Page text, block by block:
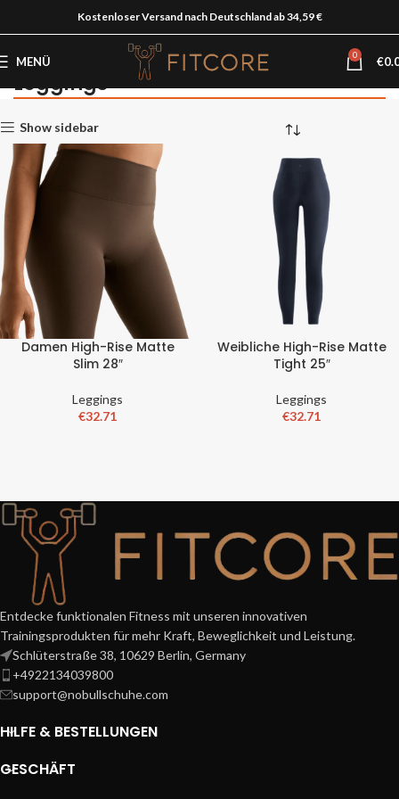
Kostenloser Versand nach Deutschland ab 34,59 €
MENÜ 0 €
Leggings Startseite
Show sidebar
Damen High-Rise Matte
Slim 28″
Leggings
€32.71
Weibliche High-Rise Matte
Tight 25″
Leggings
€32.71
Entdecke funktionalen Fitness mit unseren innovativen
Trainingsprodukten für mehr Kraft, Beweglichkeit und Leistung.
Schlüterstraße 38, 10629 Berlin, Germany
+4922134039800
support@nobullschuhe.com
HILFE & BESTELLUNGEN
GESCHÄFT